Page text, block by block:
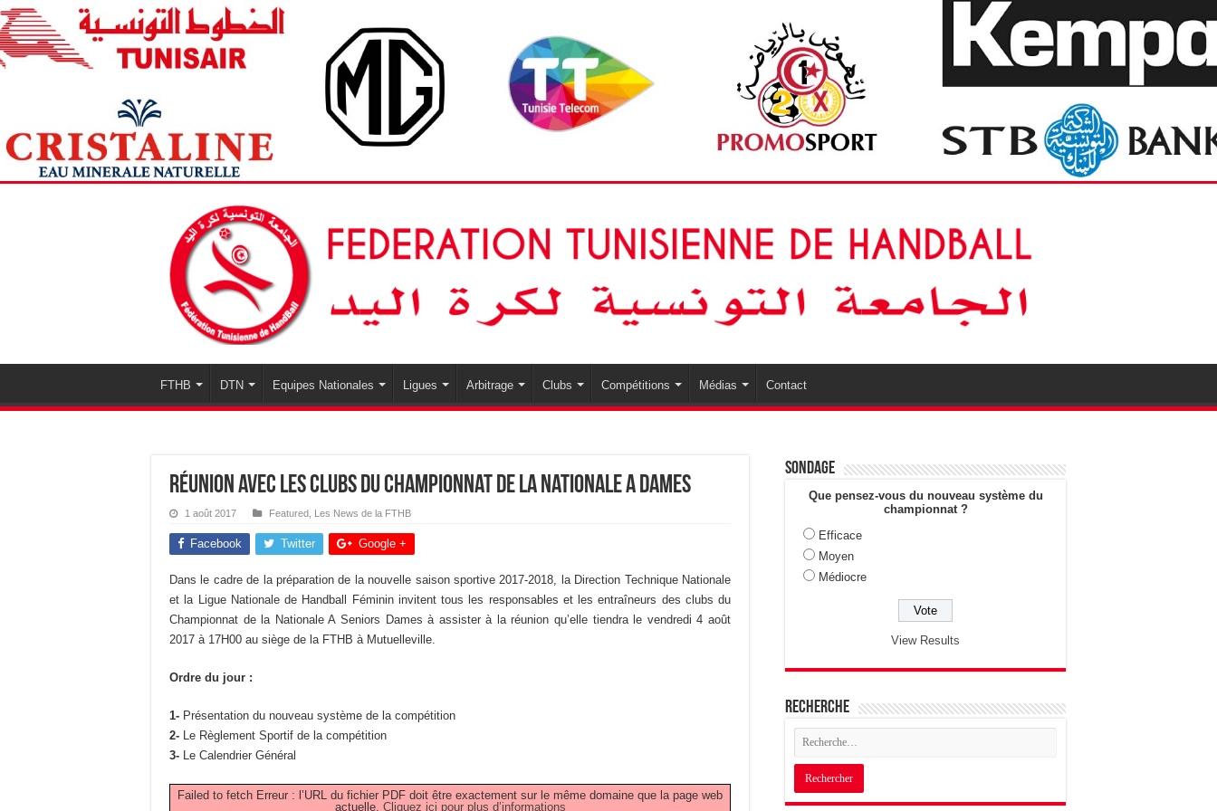
FTHB DTN Equipes Nationales Ligues Arbitrage Clubs Compétitions Médias Contact
Réunion avec les Clubs du Championnat de la Nationale A Dames
1 août 2017 Featured Les News de la FTHB
Facebook Twitter Google +
Dans le cadre de la préparation de la nouvelle saison sportive 2017-2018, la Direction Technique Nationale
et la Ligue Nationale de Handball Féminin invitent tous les responsables et les entraîneurs des clubs du
Championnat de la Nationale A Seniors Dames à assister à la réunion qu’elle tiendra le vendredi 4 août
2017 à 17H00 au siège de la FTHB à Mutuelleville.
Ordre du jour :
1- Présentation du nouveau système de la compétition
2- Le Règlement Sportif de la compétition
3- Le Calendrier Général
Failed to fetch Erreur : l’URL du fichier PDF doit être exactement sur le même domaine que la page web
actuelle. Cliquez ici pour plus d’informations
Sondage
Que pensez-vous du nouveau système du
championnat ?
Efficace
Moyen
Médiocre
View Results
Recherche